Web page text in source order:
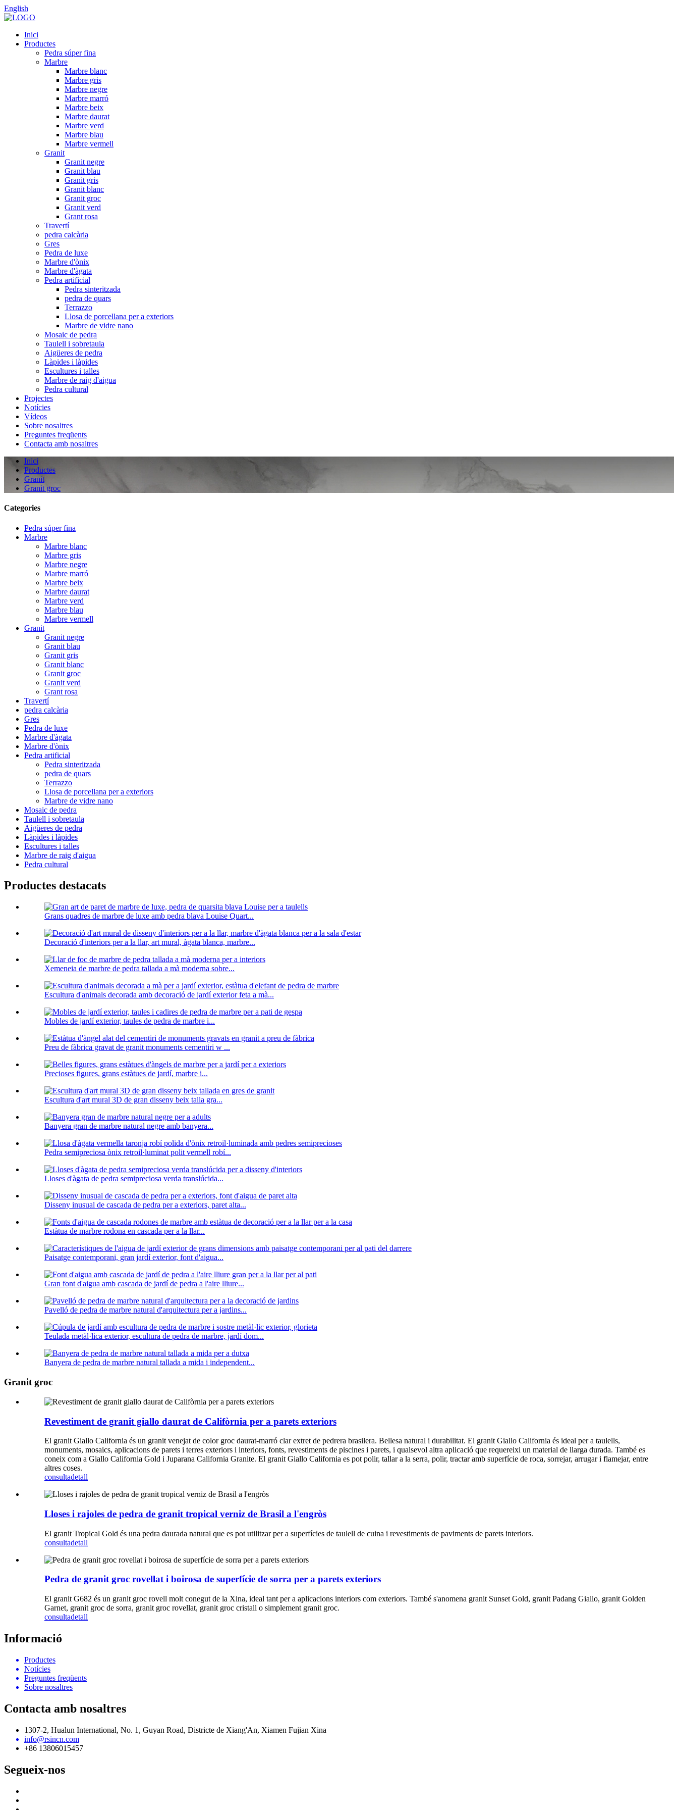
English
Inici
Productes
Pedra súper fina
Marbre
Marbre blanc
Marbre gris
Marbre negre
Marbre marró
Marbre beix
Marbre daurat
Marbre verd
Marbre blau
Marbre vermell
Granit
Granit negre
Granit blau
Granit gris
Granit blanc
Granit groc
Granit verd
Grant rosa
Travertí
pedra calcària
Gres
Pedra de luxe
Marbre d'ònix
Marbre d'àgata
Pedra artificial
Pedra sinteritzada
pedra de quars
Terrazzo
Llosa de porcellana per a exteriors
Marbre de vidre nano
Mosaic de pedra
Taulell i sobretaula
Aigüeres de pedra
Làpides i làpides
Escultures i talles
Marbre de raig d'aigua
Pedra cultural
Projectes
Notícies
Vídeos
Sobre nosaltres
Preguntes freqüents
Contacta amb nosaltres
Inici
Productes
Granit
Granit groc
Categories
Pedra súper fina
Marbre
Marbre blanc
Marbre gris
Marbre negre
Marbre marró
Marbre beix
Marbre daurat
Marbre verd
Marbre blau
Marbre vermell
Granit
Granit negre
Granit blau
Granit gris
Granit blanc
Granit groc
Granit verd
Grant rosa
Travertí
pedra calcària
Gres
Pedra de luxe
Marbre d'àgata
Marbre d'ònix
Pedra artificial
Pedra sinteritzada
pedra de quars
Terrazzo
Llosa de porcellana per a exteriors
Marbre de vidre nano
Mosaic de pedra
Taulell i sobretaula
Aigüeres de pedra
Làpides i làpides
Escultures i talles
Marbre de raig d'aigua
Pedra cultural
Productes destacats
Grans quadres de marbre de luxe amb pedra blava Louise Quart...
Decoració d'interiors per a la llar, art mural, àgata blanca, marbre...
Xemeneia de marbre de pedra tallada a mà moderna sobre...
Escultura d'animals decorada amb decoració de jardí exterior feta a mà...
Mobles de jardí exterior, taules de pedra de marbre i...
Preu de fàbrica gravat de granit monuments cementiri w ...
Precioses figures, grans estàtues de jardí, marbre i...
Escultura d'art mural 3D de gran disseny beix talla gra...
Banyera gran de marbre natural negre amb banyera...
Pedra semipreciosa ònix retroil·luminat polit vermell robí...
Lloses d'àgata de pedra semipreciosa verda translúcida...
Disseny inusual de cascada de pedra per a exteriors, paret alta...
Estàtua de marbre rodona en cascada per a la llar...
Paisatge contemporani, gran jardí exterior, font d'aigua...
Gran font d'aigua amb cascada de jardí de pedra a l'aire lliure...
Pavelló de pedra de marbre natural d'arquitectura per a jardins...
Teulada metàl·lica exterior, escultura de pedra de marbre, jardí dom...
Banyera de pedra de marbre natural tallada a mida i independent...
Granit groc
Revestiment de granit giallo daurat de Califòrnia per a parets exteriors
El granit Giallo California és un granit venejat de color groc daurat-marró clar extret de pedrera brasilera. Bellesa natural i durabilitat. El granit Giallo California és ideal per a taulells,
monuments, mosaics, aplicacions de parets i terres exteriors i interiors, fonts, revestiments de piscines i parets, i qualsevol altra aplicació que requereixi un material de llarga durada. També es
coneix com a Giallo California Gold i Juparana California Granite. El granit Giallo California es pot polir, tallar a la serra, polir, tractar amb superfície de roca, sorrejar, arrugar i flamejar, entre
altres coses.
consultadetall
Lloses i rajoles de pedra de granit tropical verniz de Brasil a l'engròs
El granit Tropical Gold és una pedra daurada natural que es pot utilitzar per a superfícies de taulell de cuina i revestiments de paviments de parets interiors.
consultadetall
Pedra de granit groc rovellat i boirosa de superfície de sorra per a parets exteriors
El granit G682 és un granit groc rovell molt conegut de la Xina, ideal tant per a aplicacions interiors com exteriors. També s'anomena granit Sunset Gold, granit Padang Giallo, granit Golden
Garnet, granit groc de sorra, granit groc rovellat, granit groc cristall o simplement granit groc.
consultadetall
Informació
Productes
Notícies
Preguntes freqüents
Sobre nosaltres
Contacta amb nosaltres
1307-2, Hualun International, No. 1, Guyan Road, Districte de Xiang'An, Xiamen Fujian Xina
info@rsincn.com
+86 13806015457
Segueix-nos